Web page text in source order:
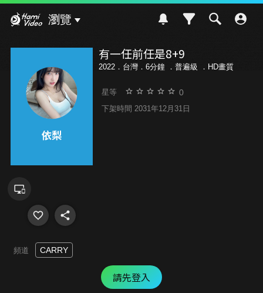
瀏覽
有一任前任是8+9
2022．台灣．6分鐘 ． 普遍級 ．HD畫質
星等 0
下架時間 2031年12月31日
頻道 CARRY
請先登入